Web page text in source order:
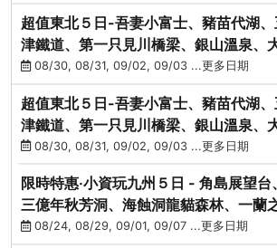
超值東北５日-吾妻小富士、豬苗代湖
津鐵道、第一只見川橋梁、銀山溫泉、
原纜車
08/30, 08/31, 09/02, 09/03 ...更多日期
超值東北５日-吾妻小富士、豬苗代湖
津鐵道、第一只見川橋梁、銀山溫泉、
原纜車
08/30, 08/31, 09/02, 09/03 ...更多日期
限時特惠‧小資玩九州５日 - 角島展望台
三億年秋芳洞、海蝕洞龍貓森林、一蘭
見浦08/24, 08/29, 09/01, 09/07 ...更多日期